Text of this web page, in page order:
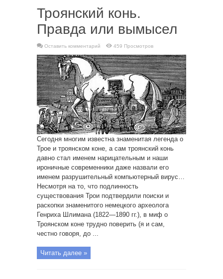
Троянский конь.
Правда или вымысел
Оставить комментарий 459 Просмотров
Сегодня многим известна знаменитая легенда о
Трое и троянском коне, а сам троянский конь
давно стал именем нарицательным и наши
ироничные современники даже назвали его
именем разрушительный компьютерный вирус…
Несмотря на то, что подлинность
существования Трои подтвердили поиски и
раскопки знаменитого немецкого археолога
Генриха Шлимана (1822—1890 гг.), в миф о
Троянском коне трудно поверить (я и сам,
честно говоря, до ...
Читать далее »